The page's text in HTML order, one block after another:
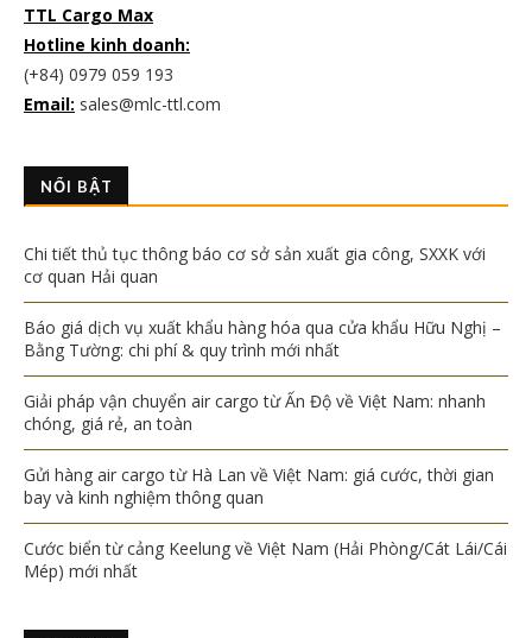
TTL Cargo Max
Hotline kinh doanh:
(+84) 0979 059 193
Email: sales@mlc-ttl.com
NỔI BẬT
Chi tiết thủ tục thông báo cơ sở sản xuất gia công, SXXK với
cơ quan Hải quan
Báo giá dịch vụ xuất khẩu hàng hóa qua cửa khẩu Hữu Nghị –
Bằng Tường: chi phí & quy trình mới nhất
Giải pháp vận chuyển air cargo từ Ấn Độ về Việt Nam: nhanh
chóng, giá rẻ, an toàn
Gửi hàng air cargo từ Hà Lan về Việt Nam: giá cước, thời gian
bay và kinh nghiệm thông quan
Cước biển từ cảng Keelung về Việt Nam (Hải Phòng/Cát Lái/Cái
Mép) mới nhất